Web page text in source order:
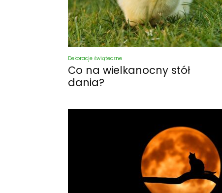
Dekoracje świąteczne
Co na wielkanocny stół
dania?